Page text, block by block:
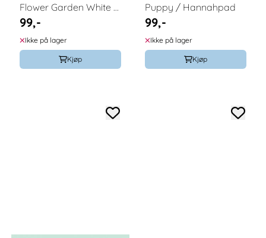
Flower Garden White /
Hannahpad
99,-
Ikke på lager
Kjøp
Puppy / Hannahpad
99,-
Ikke på lager
Kjøp